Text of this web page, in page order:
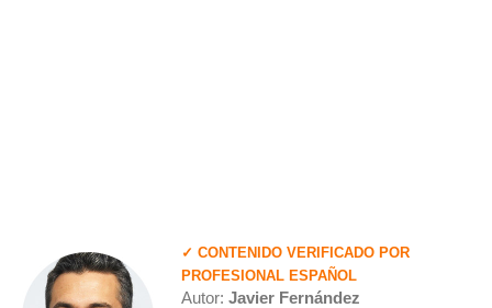
✓ CONTENIDO VERIFICADO POR
PROFESIONAL ESPAÑOL
Autor: Javier Fernández